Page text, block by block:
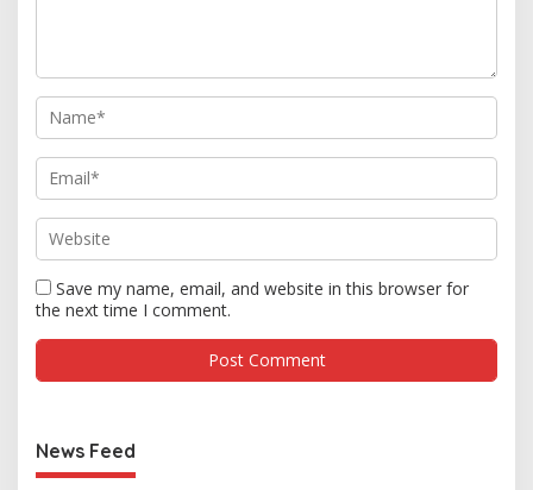
Save my name, email, and website in this browser for
the next time I comment.
News Feed